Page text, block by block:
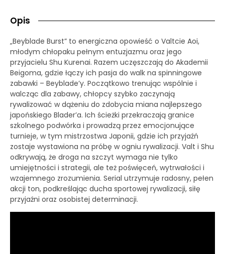
Opis
„Beyblade Burst” to energiczna opowieść o Valtcie Aoi,
młodym chłopaku pełnym entuzjazmu oraz jego
przyjacielu Shu Kurenai. Razem uczęszczają do Akademii
Beigoma, gdzie łączy ich pasja do walk na spinningowe
zabawki – Beyblade’y. Początkowo trenując wspólnie i
walcząc dla zabawy, chłopcy szybko zaczynają
rywalizować w dążeniu do zdobycia miana najlepszego
japońskiego Blader’a. Ich ścieżki przekraczają granice
szkolnego podwórka i prowadzą przez emocjonujące
turnieje, w tym mistrzostwa Japonii, gdzie ich przyjaźń
zostaje wystawiona na próbę w ogniu rywalizacji. Valt i Shu
odkrywają, że droga na szczyt wymaga nie tylko
umiejętności i strategii, ale też poświęceń, wytrwałości i
wzajemnego zrozumienia. Serial utrzymuje radosny, pełen
akcji ton, podkreślając ducha sportowej rywalizacji, siłę
przyjaźni oraz osobistej determinacji.